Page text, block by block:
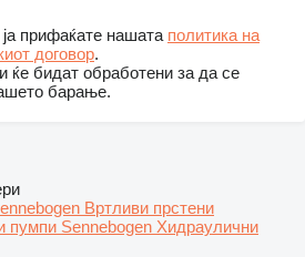
прифаќате нашата политика на
договор.
ќе бидат обработени за да се
барање.
Вртливи прстени
пумпи Sennebogen Хидраулични